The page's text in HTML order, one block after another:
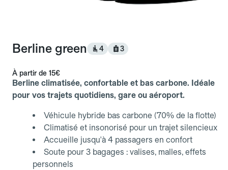
Berline green 4 3
À partir de 15€
Berline climatisée, confortable et bas carbone. Idéale
pour vos trajets quotidiens, gare ou aéroport.
Véhicule hybride bas carbone (70% de la flotte)
Climatisé et insonorisé pour un trajet silencieux
Accueille jusqu'à 4 passagers en confort
Soute pour 3 bagages : valises, malles, effets
personnels